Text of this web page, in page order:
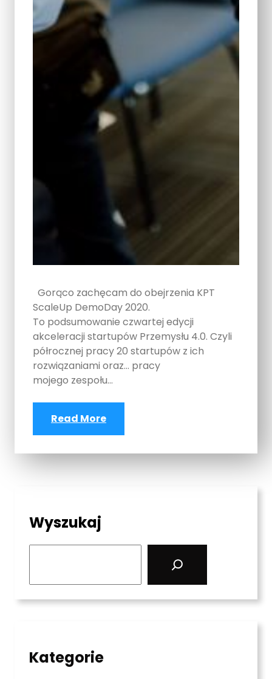
Gorąco zachęcam do obejrzenia KPT
ScaleUp DemoDay 2020.
To podsumowanie czwartej edycji
akceleracji startupów Przemysłu 4.0. Czyli
półrocznej pracy 20 startupów z ich
rozwiązaniami oraz… pracy
mojego zespołu…
Read More
Wyszukaj
Kategorie